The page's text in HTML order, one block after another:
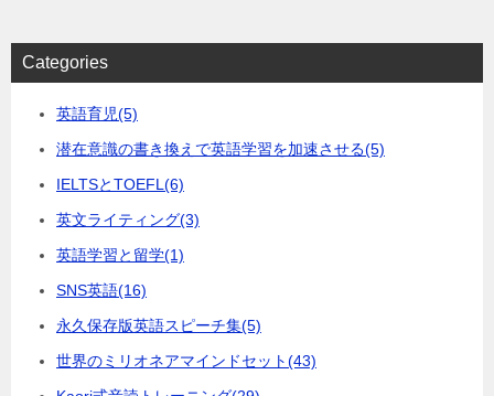
Categories
英語育児(5)
潜在意識の書き換えで英語学習を加速させる(5)
IELTSとTOEFL (6)
英文ライティング(3)
英語学習と留学(1)
SNS英語(16)
永久保存版英語スピーチ集(5)
世界のミリオネアマインドセット(43)